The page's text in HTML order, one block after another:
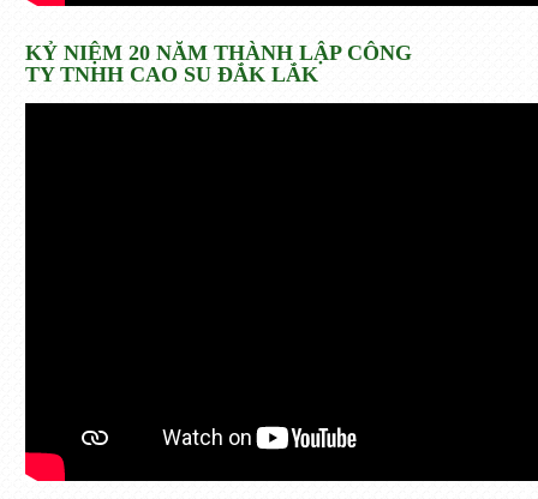
KỶ NIỆM 20 NĂM THÀNH LẬP CÔNG
TY TNHH CAO SU ĐẮK LẮK